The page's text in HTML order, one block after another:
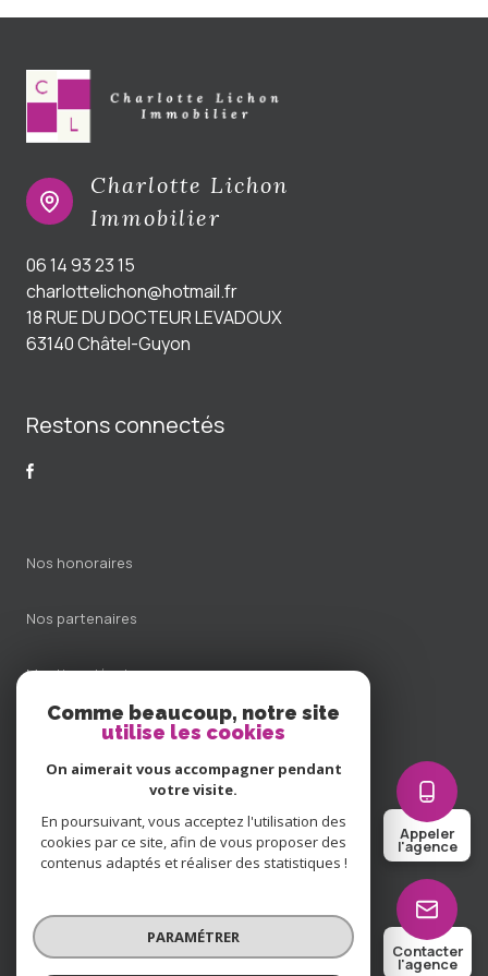
Appeler
l'agence
Contacter
l'agence
Charlotte Lichon
Immobilier
06 14 93 23 15
charlottelichon@hotmail.fr
18 RUE DU DOCTEUR LEVADOUX
63140 Châtel-Guyon
Restons connectés
Nos honoraires
Nos partenaires
Mentions légales
Cookies
© 2026 | Tous droits réservés
Comme beaucoup, notre site
utilise les cookies
On aimerait vous accompagner pendant
votre visite.
En poursuivant, vous acceptez l'utilisation des
cookies par ce site, afin de vous proposer des
contenus adaptés et réaliser des statistiques !
PARAMÉTRER